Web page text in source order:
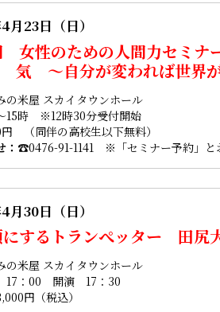
月23日（日）
女性のための人間力セミ
気 ～自分が変われば世界
の米屋 スカイタウンホール
15時 ※12時30分受付開始
（同伴の高校生以下無料）
☎0476-91-1141 ※「セミナー予約」と
月30日（日）
にするトランぺッター 田尻
の米屋 スカイタウンホール
17：00 開演 17：30
円（税込）